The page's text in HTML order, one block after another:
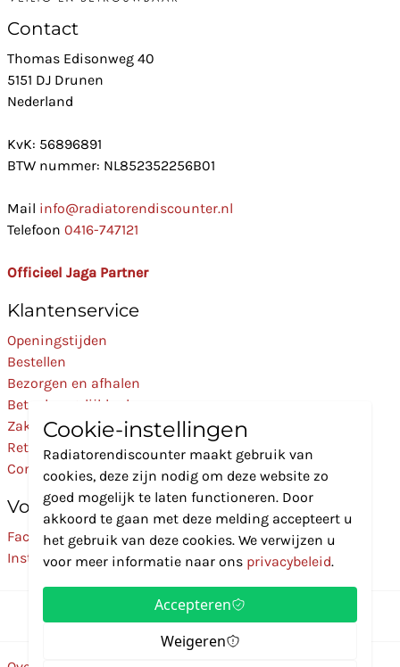
Contact
Thomas Edisonweg 40
5151 DJ Drunen
Nederland
KvK: 56896891
BTW nummer: NL852352256B01
Mail info@radiatorendiscounter.nl
Telefoon 0416-747121
Officieel Jaga Partner
Klantenservice
Openingstijden
Bestellen
Bezorgen en afhalen
Betaalmogelijkheden
Zakelijk
Retourneren
Contact
Volg Ons
Facebook
Instagram
Cookie-instellingen
Radiatorendiscounter maakt gebruik van
cookies, deze zijn nodig om deze website zo
goed mogelijk te laten functioneren. Door
akkoord te gaan met deze melding accepteert u
het gebruik van deze cookies. We verwijzen u
voor meer informatie naar ons privacybeleid.
Accepteren
Weigeren